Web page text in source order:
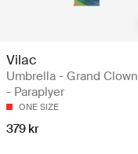
Vilac
Umbrella - Grand Clown
- Paraplyer
ONE SIZE
379 kr